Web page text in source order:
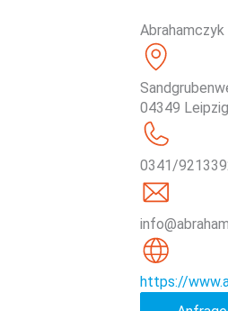
04349 Leipzig
0341/
https://